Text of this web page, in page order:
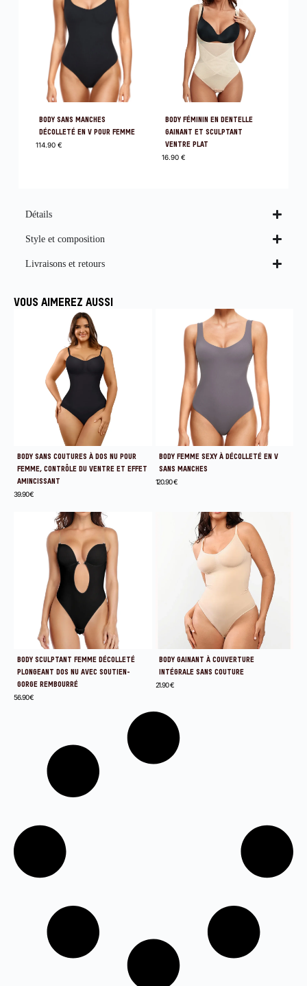
BODY SANS MANCHES
DÉCOLLETÉ EN V POUR FEMME
114.90 €
BODY FÉMININ EN DENTELLE
GAINANT ET SCULPTANT
VENTRE PLAT
16.90€
Détails
Style et composition
Livraisons et retours
VOUS AIMEREZ AUSSI
BODY SANS COUTURES À DOS NU POUR
FEMME, CONTRÔLE DU VENTRE ET EFFET
AMINCISSANT
39.90€
BODY FEMME SEXY À DÉCOLLETÉ EN V
SANS MANCHES
120.90€
BODY SCULPTANT FEMME DÉCOLLETÉ
PLONGEANT DOS NU AVEC SOUTIEN-
GORGE REMBOURRÉ
56.90€
BODY GAINANT À COUVERTURE
INTÉGRALE SANS COUTURE
21.90€